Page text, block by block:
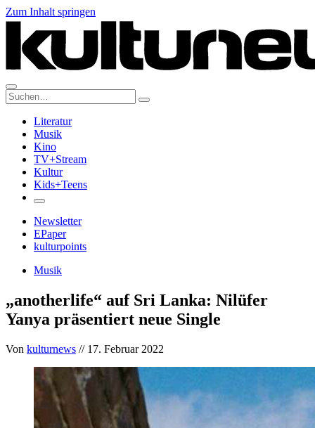
Zum Inhalt springen
Suche:
Literatur
Musik
Kino
TV+Stream
Kultur
Kids+Teens
Newsletter
EPaper
kulturpoints
Musik
„anotherlife“ auf Sri Lanka: Nilüfer
Yanya präsentiert neue Single
Von kulturnews // 17. Februar 2022